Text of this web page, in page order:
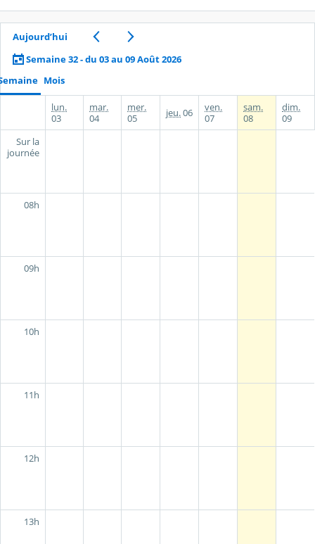
Aujourd’hui
Semaine 32 - du 03 au 09 Août 2026
Mois
lun.
03
mar.
04
mer.
05
jeu.06
ven.
07
sam.
08
dim.
09
Sur la
journée
08h
09h
10h
11h
12h
13h